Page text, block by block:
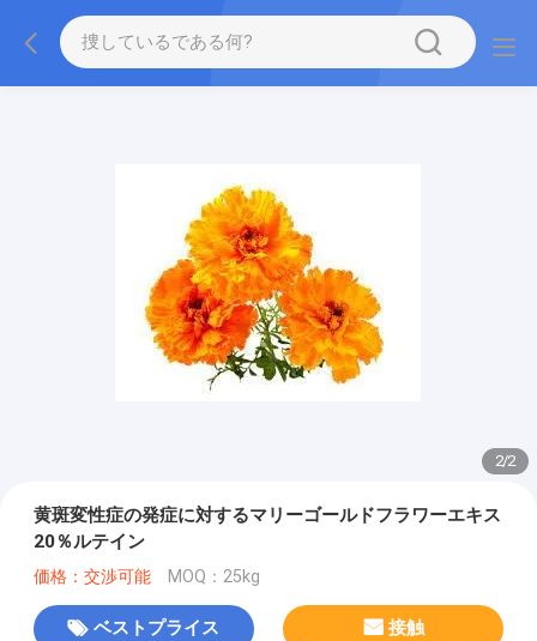
2/2
黄斑変性症の発症に対するマリーゴールドフラワーエキス
20％ルテイン
価格：交渉可能 MOQ：25kg
ベストプライス 接触